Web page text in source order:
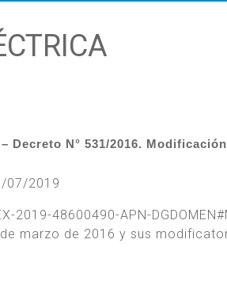
Decreto N° 531/2016.
07/2019
2019-48600490-APN-
marzo de 2016 y sus